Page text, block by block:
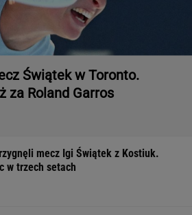
Świątek w Toronto.
za Roland Garros
mecz Igi Świątek z Kostiuk.
w trzech setach